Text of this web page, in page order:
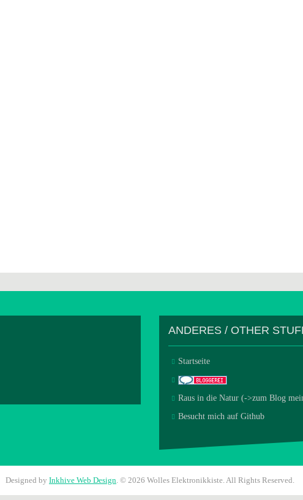
ANDERES / OTHER
Startseite
Raus in die Natur (->zum Blog
Besucht mich auf Github
Designed by Inkhive Web Design. © 2026 Wolles Elektronikkiste. All Rights Reserved.